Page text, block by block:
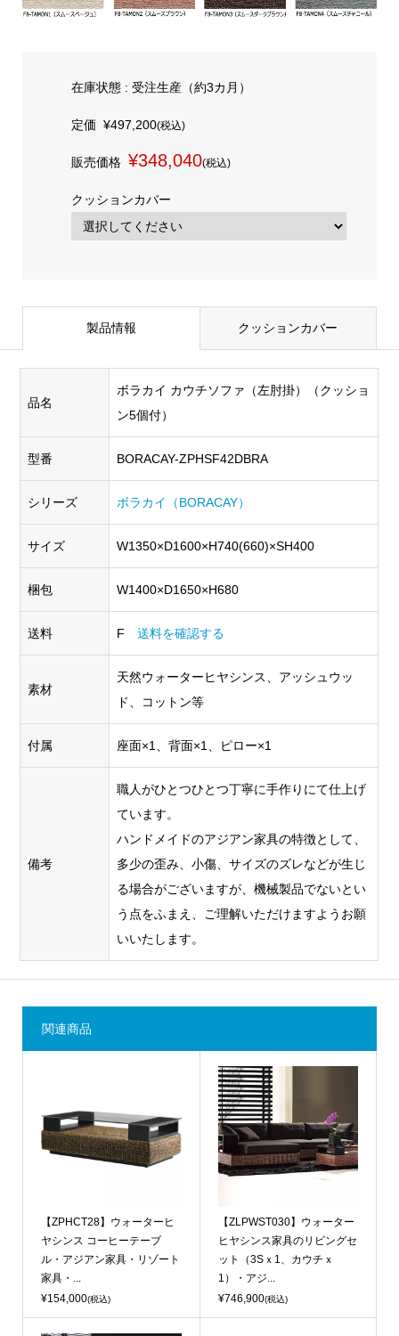
在庫状態 : 受注生産（約3カ月）
定価 ¥497,200(税込)
販売価格 ¥348,040(税込)
クッションカバー
製品情報 クッションカバー
品名
ボラカイ カウチソファ（左肘掛）（クッショ
ン5個付）
型番 BORACAY-ZPHSF42DBRA
シリーズ ボラカイ（BORACAY）
サイズ W1350×D1600×H740(660)×SH400
梱包 W1400×D1650×H680
送料 F送料を確認する
素材
天然ウォーターヒヤシンス、アッシュウッ
ド、コットン等
付属 座面×1、背面×1、ピロー×1
備考
職人がひとつひとつ丁寧に手作りにて仕上げ
ています。
ハンドメイドのアジアン家具の特徴として、
多少の歪み、小傷、サイズのズレなどが生じ
る場合がございますが、機械製品でないとい
う点をふまえ、ご理解いただけますようお願
いいたします。
関連商品
【ZPHCT28】ウォーターヒ
ヤシンス コーヒーテーブ
ル・アジアン家具・リゾート
家具・...
¥154,000(税込)
【ZLPWST030】ウォーター
ヒヤシンス家具のリビングセ
ット（3Sｘ1、カウチｘ
1）・アジ...
¥746,900(税込)